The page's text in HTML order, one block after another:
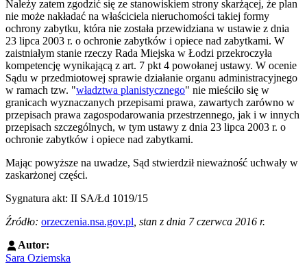
Należy zatem zgodzić się ze stanowiskiem strony skarżącej, że plan
nie może nakładać na właściciela nieruchomości takiej formy
ochrony zabytku, która nie została przewidziana w ustawie z dnia
23 lipca 2003 r. o ochronie zabytków i opiece nad zabytkami. W
zaistniałym stanie rzeczy Rada Miejska w Łodzi przekroczyła
kompetencję wynikającą z art. 7 pkt 4 powołanej ustawy. W ocenie
Sądu w przedmiotowej sprawie działanie organu administracyjnego
w ramach tzw. "władztwa planistycznego" nie mieściło się w
granicach wyznaczanych przepisami prawa, zawartych zarówno w
przepisach prawa zagospodarowania przestrzennego, jak i w innych
przepisach szczególnych, w tym ustawy z dnia 23 lipca 2003 r. o
ochronie zabytków i opiece nad zabytkami.
Mając powyższe na uwadze, Sąd stwierdził nieważność uchwały w
zaskarżonej części.
Sygnatura akt: II SA/Łd 1019/15
Źródło: orzeczenia.nsa.gov.pl , stan z dnia 7 czerwca 2016 r.
Autor:
Sara Oziemska